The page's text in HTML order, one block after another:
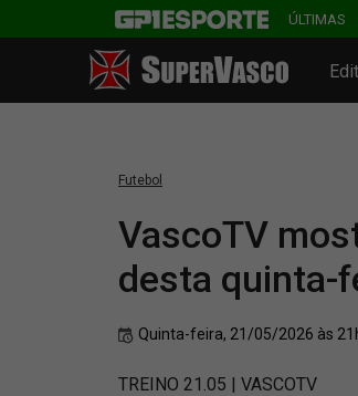
ÚLTIMAS
Futebol
VascoTV
desta quinta-
Quinta-feira, 21/05/2026 às
TREINO 21.05 | VASCOTV